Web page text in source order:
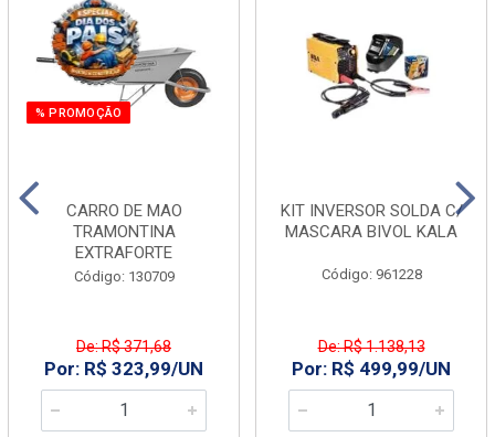
% PROMOÇÃO
CARRO DE MAO
TRAMONTINA
EXTRAFORTE
Código: 130709
De: R$ 371,68
Por: R$ 323,99/UN
KIT INVERSOR SOLDA C/
MASCARA BIVOL KALA
Código: 961228
De: R$ 1.138,13
Por: R$ 499,99/UN